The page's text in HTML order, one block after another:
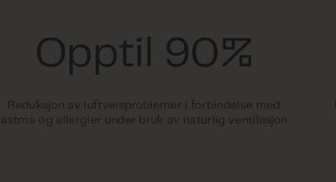
Opptil 90%
Reduksjon av luftveisproblemer i forbindelse med
astma og allergier under bruk av naturlig ventilasjon